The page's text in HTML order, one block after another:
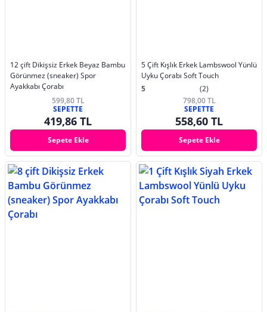
12 çift Dikişsiz Erkek Beyaz Bambu
Görünmez (sneaker) Spor
Ayakkabı Çorabı
599,80 TL
SEPETTE
419,86 TL
Sepete Ekle
5 Çift Kışlık Erkek Lambswool Yünlü
Uyku Çorabı Soft Touch
5
(2)
798,00 TL
SEPETTE
558,60 TL
Sepete Ekle